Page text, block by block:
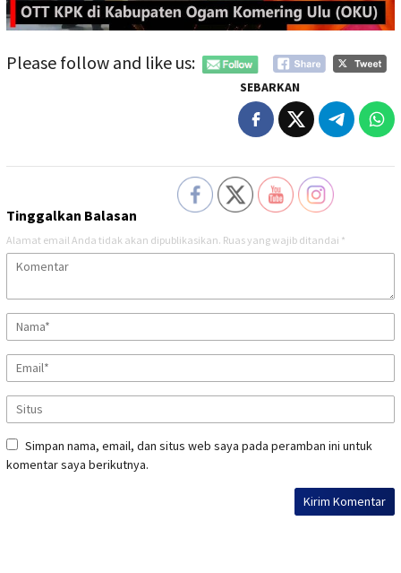
Please follow and like us:
SEBARKAN
Tinggalkan Balasan
Alamat email Anda tidak akan dipublikasikan. Ruas yang wajib ditandai *
Simpan nama, email, dan situs web saya pada peramban ini untuk
komentar saya berikutnya.